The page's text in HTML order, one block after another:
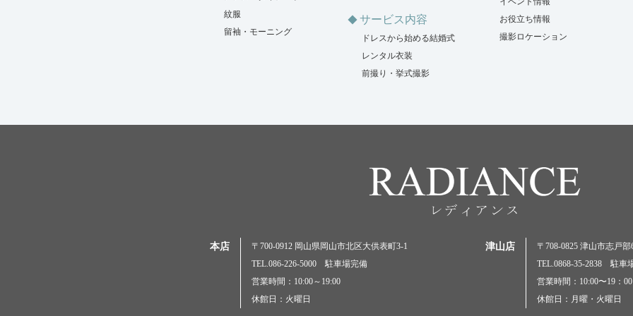
紋服
留袖・モーニング
サービス内容
ドレスから始める結婚式
レンタル衣装
前撮り・挙式撮影
お役立ち情報
撮影ロケーション
本店
〒700-0912 岡山県岡山市北区大供表町3-1
TEL.086-226-5000 駐車場完備
営業時間：10:00～19:00
休館日：火曜日
津山店
〒708-0825 津山市志戸部
TEL.0868-35-2838 駐車
営業時間：10:00〜19：00
休館日：月曜・火曜日